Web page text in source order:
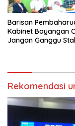
Barisan
Kabinet Bayangan
Jangan Ganggu
Rekomendasi